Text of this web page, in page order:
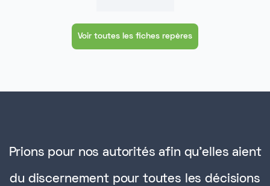
Voir toutes les fiches repères
Prions pour nos autorités afin qu'elles aient
du discernement pour toutes les décisions